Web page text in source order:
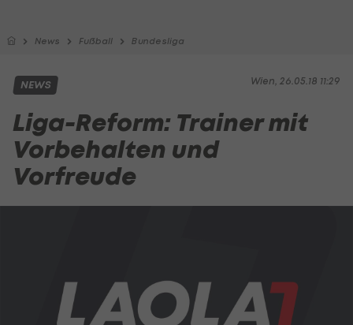
News Fußball Bundesliga
Wien, 26.05.18 11:29
NEWS
Liga-Reform: Trainer mit
Vorbehalten und
Vorfreude